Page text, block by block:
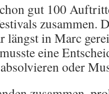
gut 100
zusammen.
längst in Marc
eine
oder